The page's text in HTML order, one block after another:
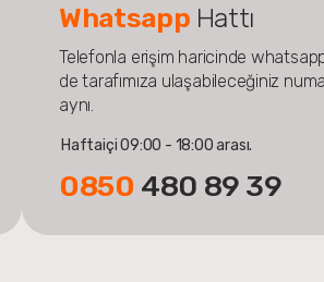
Whatsapp Hattı
Telefonla erişim haricinde
de tarafımıza ulaşabileceğiniz
aynı.
Haftaiçi 09:00 - 18:00 arası.
0850 480 89 39